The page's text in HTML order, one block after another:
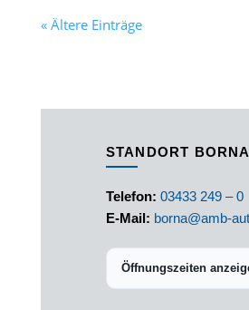
« Ältere Einträge
STANDORT BORNA
Telefon: 03433 249 – 0
E-Mail: borna@amb-
Öffnungszeiten